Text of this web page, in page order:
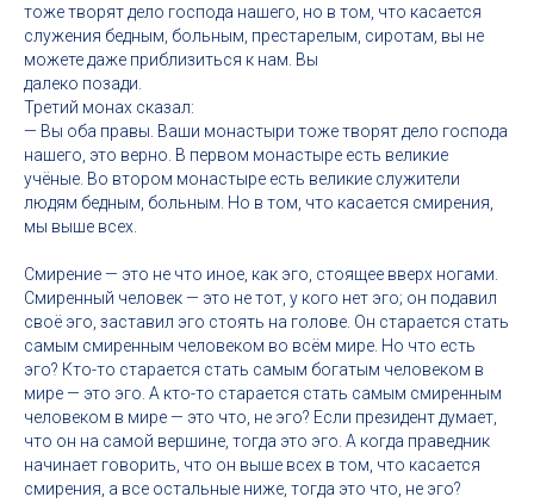
тоже творят дело господа нашего, но в том, что касается
служения бедным, больным, престарелым, сиротам, вы не
можете даже приблизиться к нам. Вы
далеко позади.
Третий монах сказал:
— Вы оба правы. Ваши монастыри тоже творят дело господа
нашего, это верно. В первом монастыре есть великие
учёные. Во втором монастыре есть великие служители
людям бедным, больным. Но в том, что касается смирения,
мы выше всех.
Смирение — это не что иное, как эго, стоящее вверх ногами.
Смиренный человек — это не тот, у кого нет эго; он подавил
своё эго, заставил эго стоять на голове. Он старается стать
самым смиренным человеком во всём мире. Но что есть
эго? Кто-то старается стать самым богатым человеком в
мире — это эго. А кто-то старается стать самым смиренным
человеком в мире — это что, не эго? Если президент думает,
что он на самой вершине, тогда это эго. А когда праведник
начинает говорить, что он выше всех в том, что касается
смирения, а все остальные ниже, тогда это что, не эго?